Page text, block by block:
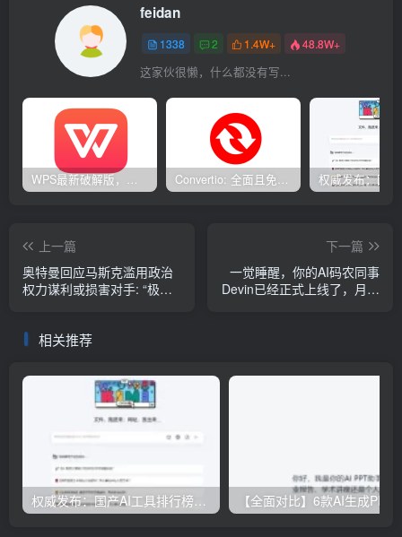
feidan
1338 2 1.4W+ 48.8W+
这家伙很懒，什么都没有写...
上一篇
奥特曼回应马斯克滥用政治
权力谋利或损害对手: “极其
下一篇
一觉睡醒，你的AI码农同事
Devin已经正式上线了，月薪
相关推荐
权威发布：国产AI工具排行榜TOP10，必备神器一览无余